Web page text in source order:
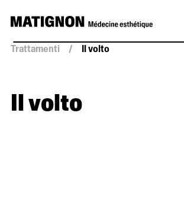
Trattamenti / Il volto
Il volto